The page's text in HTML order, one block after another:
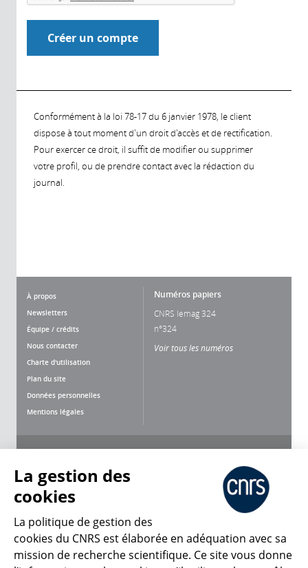
Conformément à la loi 78-17 du 6 janvier 1978, le client
dispose à tout moment d'un droit d'accès et de rectification.
Pour exercer ce droit, il suffit de modifier ou supprimer
votre profil, ou de prendre contact avec la rédaction du
journal.
À propos
Newsletters
Équipe / crédits
Nous contacter
Charte d'utilisation
Plan du site
Données personnelles
Mentions légales
Numéros papiers
CNRS lemag 324
n°324
Voir tous les numéros
CNRS Le Mag
La gestion des
cookies
La politique de gestion des
cookies du CNRS est élaborée en adéquation avec sa
mission de recherche scientifique. Ce site vous donne